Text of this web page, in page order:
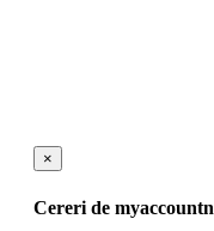
×
Cereri de myaccountn